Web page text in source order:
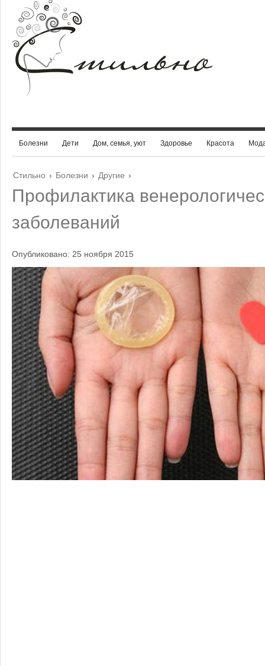
Болезни Дети Дом, семья, уют Здоровье Красота
Стильно › Болезни › Другие ›
Профилактика
заболеваний
Опубликовано: 25 ноября 2015